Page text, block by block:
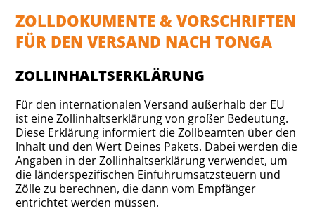
ZOLLDOKUMENTE & VORSCHRIFTEN
FÜR DEN VERSAND NACH TONGA
ZOLLINHALTSERKLÄRUNG
Für den internationalen Versand außerhalb der EU
ist eine Zollinhaltserklärung von großer Bedeutung.
Diese Erklärung informiert die Zollbeamten über den
Inhalt und den Wert Deines Pakets. Dabei werden die
Angaben in der Zollinhaltserklärung verwendet, um
die länderspezifischen Einfuhrumsatzsteuern und
Zölle zu berechnen, die dann vom Empfänger
entrichtet werden müssen.